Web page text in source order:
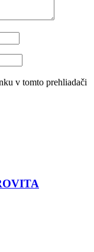
v tomto prehliadači